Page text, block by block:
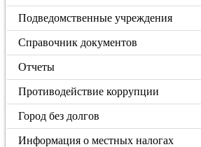
Подведомственные учреждения
Справочник документов
Отчеты
Противодействие коррупции
Город без долгов
Информация о местных налогах